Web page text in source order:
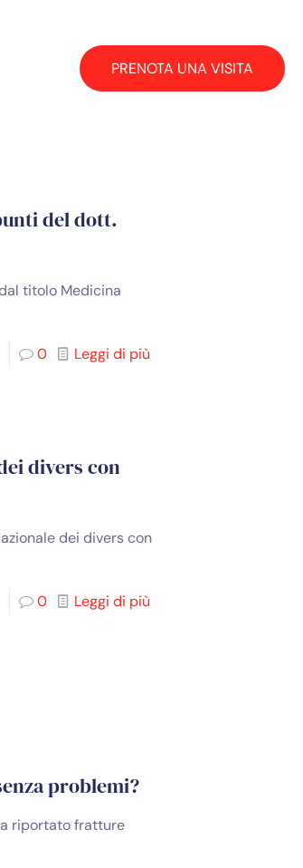
PRENOTA UNA VISITA
del dott.
titolo Medicina
0 Leggi di più
divers con
dei divers con
0 Leggi di più
problemi?
riportato fratture